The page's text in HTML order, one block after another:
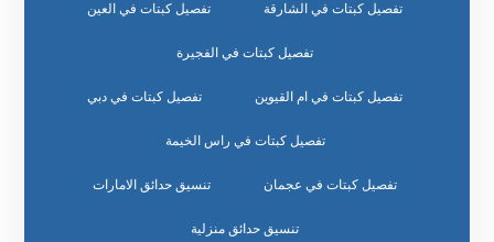
تفصيل كبتات في الشارقة تفصيل كبتات في العين
تفصيل كبتات في الفجيرة
تفصيل كبتات في ام القيوين تفصيل كبتات في دبي
تفصيل كبتات في راس الخيمة
تفصيل كبتات في عجمان تنسيق حدائق الامارات
تنسيق حدائق منزلية